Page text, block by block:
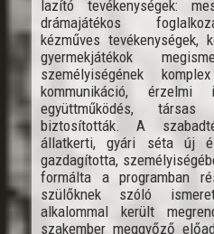
lazító tevékenységek:
drámajátékos
kézműves tevékenységek,
gyermekjátékok
személyiségének
kommunikáció, érzelmi
együttműködés,
biztosították. A
állatkerti, gyári séta új
gazdagította,
formálta a programban
szülőknek szóló
alkalommal került
szakember meggyőző